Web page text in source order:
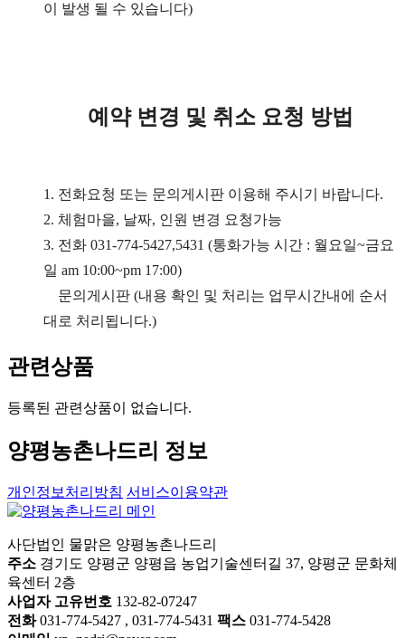
이 발생 될 수 있습니다)
예약 변경 및 취소 요청 방법
1. 전화요청 또는 문의게시판 이용해 주시기 바랍니다.
2. 체험마을, 날짜, 인원 변경 요청가능
3. 전화 031-774-5427,5431 (통화가능 시간 : 월요일~금요
일 am 10:00~pm 17:00)
문의게시판 (내용 확인 및 처리는 업무시간내에 순서
대로 처리됩니다.)
관련상품
등록된 관련상품이 없습니다.
양평농촌나드리 정보
개인정보처리방침 서비스이용약관
사단법인 물맑은 양평농촌나드리
주소 경기도 양평군 양평읍 농업기술센터길 37, 양평군 문화체
육센터 2층
사업자 고유번호 132-82-07247
전화031-774-5427 , 031-774-5431 팩스 031-774-5428